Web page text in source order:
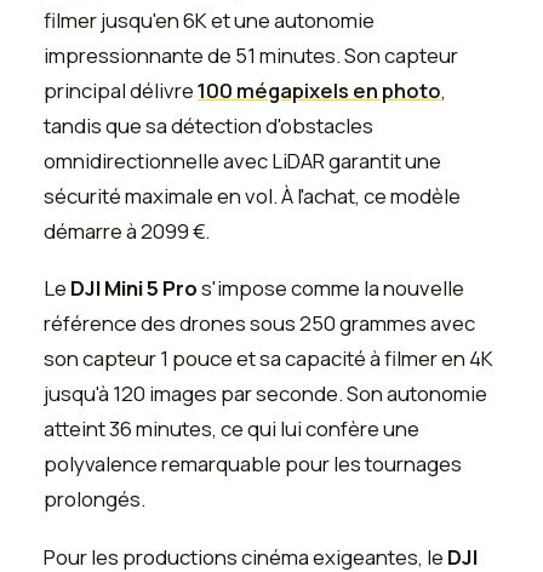
filmer jusqu'en 6K et une autonomie
impressionnante de 51 minutes. Son capteur
principal délivre100 mégapixels en photo,
tandis que sa détection d'obstacles
omnidirectionnelle avec LiDAR garantit une
sécurité maximale en vol. À l'achat, ce modèle
démarre à 2099 €.
Le DJI Mini 5 Pros'impose comme la nouvelle
référence des drones sous 250 grammes avec
son capteur 1 pouce et sa capacité à filmer en 4K
jusqu'à 120 images par seconde. Son autonomie
atteint 36 minutes, ce qui lui confère une
polyvalence remarquable pour les tournages
prolongés.
Pour les productions cinéma exigeantes, le DJI